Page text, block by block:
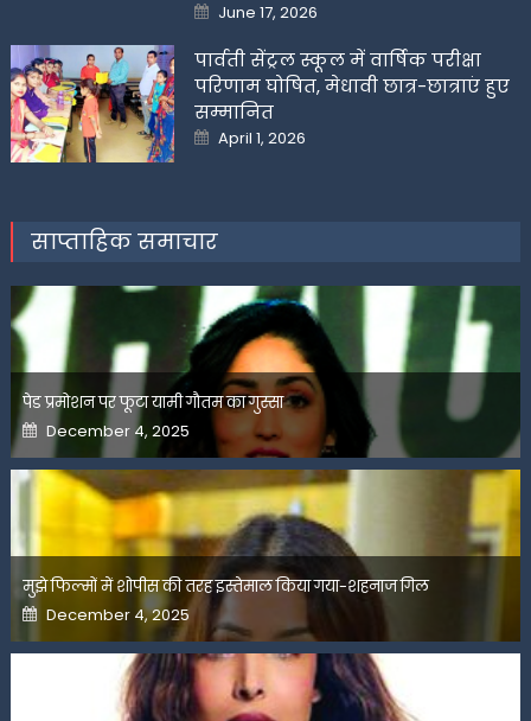
Posted
on
June 17, 2026
पार्वती सेंट्रल स्कूल में वार्षिक परीक्षा
परिणाम घोषित, मेधावी छात्र-छात्राएं हुए
सम्मानित
Posted
on
April 1, 2026
साप्ताहिक समाचार
पेड प्रमोशन पर फूटा यामी गौतम का गुस्सा
Posted
on
December 4, 2025
मुझे फिल्मों में शोपीस की तरह इस्तेमाल किया गया-शहनाज गिल
Posted
on
December 4, 2025